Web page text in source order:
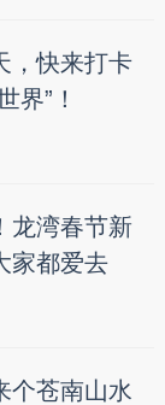
，快来打卡
界”！
龙湾春节新
家都爱去
个苍南山水